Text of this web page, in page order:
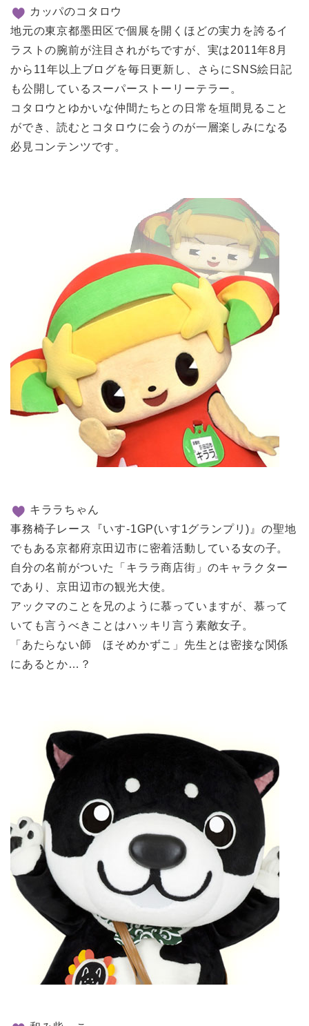
カッパのコタロウ
地元の東京都墨田区で個展を開くほどの実力を誇るイ
ラストの腕前が注目されがちですが、実は2011年8月
から11年以上ブログを毎日更新し、さらにSNS絵日記
も公開しているスーパーストーリーテラー。
コタロウとゆかいな仲間たちとの日常を垣間見ること
ができ、読むとコタロウに会うのが一層楽しみになる
必見コンテンツです。
キララちゃん
事務椅子レース『いす-1GP(いす1グランプリ)』の聖地
でもある京都府京田辺市に密着活動している女の子。
自分の名前がついた「キララ商店街」のキャラクター
であり、京田辺市の観光大使。
アックマのことを兄のように慕っていますが、慕って
いても言うべきことはハッキリ言う素敵女子。
「あたらない師 ほそめかずこ」先生とは密接な関係
にあるとか…？